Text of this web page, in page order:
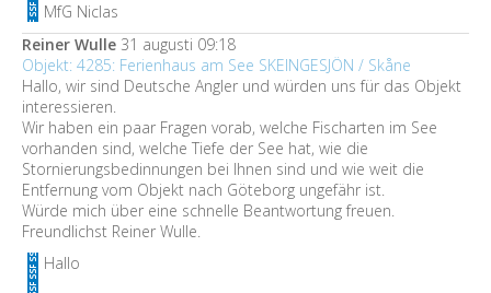
MfG Niclas
Reiner Wulle 31 augusti 09:18
Objekt: 4285: Ferienhaus am See SKEINGESJÖN / Skåne
Hallo, wir sind Deutsche Angler und würden uns für das Objekt
interessieren.
Wir haben ein paar Fragen vorab, welche Fischarten im See
vorhanden sind, welche Tiefe der See hat, wie die
Stornierungsbedinnungen bei Ihnen sind und wie weit die
Entfernung vom Objekt nach Göteborg ungefähr ist.
Würde mich über eine schnelle Beantwortung freuen.
Freundlichst Reiner Wulle.
Hallo